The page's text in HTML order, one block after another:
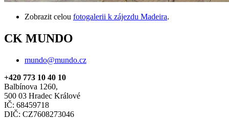
Zobrazit celou fotogalerii k zájezdu Madeira.
CK MUNDO
mundo@mundo.cz
+420 773 10 40 10
Balbínova 1260,
500 03 Hradec Králové
IČ: 68459718
DIČ: CZ7608273046